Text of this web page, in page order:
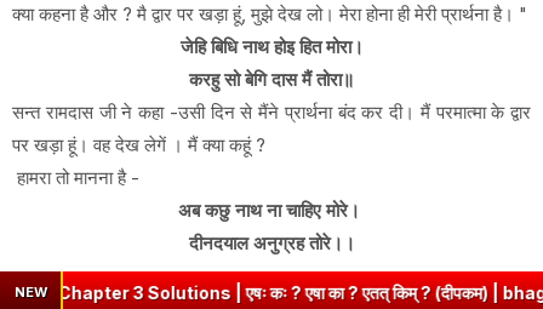
क्या कहना है और ? मै द्वार पर खड़ा हूं, मुझे देख लो। मेरा होना ही मेरी प्रार्थना है। "
जेहि बिधि नाथ होइ हित मोरा।
करहु सो बेगि दास मैं तोरा॥
सन्त रामदास जी ने कहा -उसी दिन से मैंने प्रार्थना बंद कर दी। मैं परमात्मा के द्वार
पर खड़ा हूं। वह देख लेगें । मैं क्या कहूं ?
हामरा तो मानना है -
अब कछु नाथ ना चाहिए मोरे।
दीनदयाल अनुग्रह तोरे।।
NEW
3 Solutions | एषः कः ? एषा का ? एतत् किम् ? (दीपकम) |